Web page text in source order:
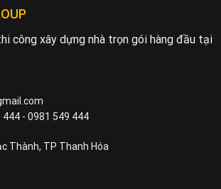
công xây dựng nhà trọn gói hàng đầu tại
- 0981 549 444
Thành, TP Thanh Hóa